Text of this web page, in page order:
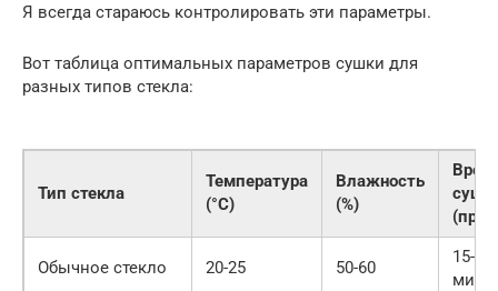
Я всегда стараюсь контролировать эти параметры.
Вот таблица оптимальных параметров сушки для
разных типов стекла:
Тип стекла
Температура
(°C)
Влажность
(%)
Обычное стекло 20-25 50-60
15-20